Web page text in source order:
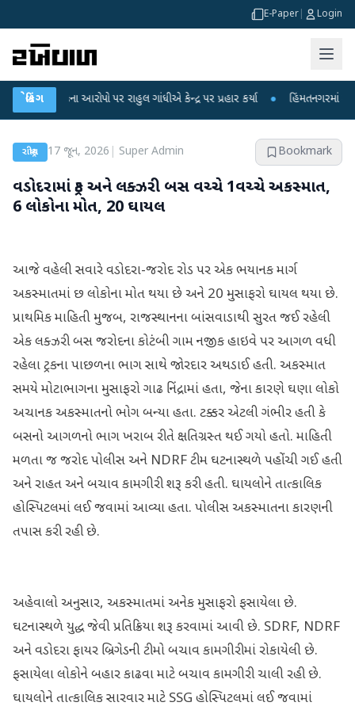
E-Paper Login
બ્રેકિંગ
લીકના આરોપો પર રાહુલ ગાંધીએ કેન્દ્ર પર પ્રહાર કર્યા ● હિંમતનગરમાં રહસ્યમય
રાષ્ટ્રીય 17 જૂન, 2026 Super Admin Bookmark
વડોદરામાં ટ્રક અને લક્ઝરી બસ વચ્ચે 1વચ્ચે અકસ્માત,
6 લોકોના મોત, 20 ઘાયલ
આજે વહેલી સવારે વડોદરા-જરોદ રોડ પર એક ભયાનક માર્ગ
અકસ્માતમાં છ લોકોના મોત થયા છે અને 20 મુસાફરો ઘાયલ થયા છે.
પ્રાથમિક માહિતી મુજબ, રાજસ્થાનના બાંસવાડાથી સુરત જઈ રહેલી
એક લક્ઝરી બસ જરોદના કોટંબી ગામ નજીક હાઇવે પર આગળ વધી
રહેલા ટ્રકના પાછળના ભાગ સાથે જોરદાર અથડાઈ હતી. અકસ્માત
સમયે મોટાભાગના મુસાફરો ગાઢ નિંદ્રામાં હતા, જેના કારણે ઘણા લોકો
અચાનક અકસ્માતનો ભોગ બન્યા હતા. ટક્કર એટલી ગંભીર હતી કે
બસનો આગળનો ભાગ ખરાબ રીતે ક્ષતિગ્રસ્ત થઈ ગયો હતો. માહિતી
મળતા જ જરોદ પોલીસ અને NDRF ટીમ ઘટનાસ્થળે પહોંચી ગઈ હતી
અને રાહત અને બચાવ કામગીરી શરૂ કરી હતી. ઘાયલોને તાત્કાલિક
હોસ્પિટલમાં લઈ જવામાં આવ્યા હતા. પોલીસ અકસ્માતના કારણની
તપાસ કરી રહી છે.
અહેવાલો અનુસાર, અકસ્માતમાં અનેક મુસાફરો ફસાયેલા છે.
ઘટનાસ્થળે યુદ્ધ જેવી પ્રતિક્રિયા શરૂ કરવામાં આવી છે. SDRF, NDRF
અને વડોદરા ફાયર બ્રિગેડની ટીમો બચાવ કામગીરીમાં રોકાયેલી છે.
ફસાયેલા લોકોને બહાર કાઢવા માટે બચાવ કામગીરી ચાલી રહી છે.
ઘાયલોને તાત્કાલિક સારવાર માટે SSG હોસ્પિટલમાં લઈ જવામાં